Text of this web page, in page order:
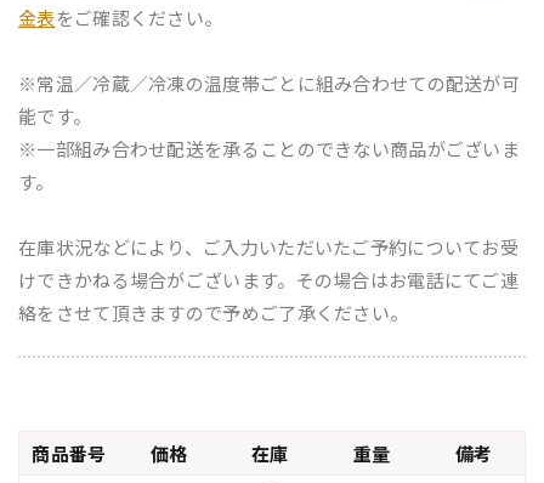
金表をご確認ください。
※常温／冷蔵／冷凍の温度帯ごとに組み合わせての配送が可
能です。
※一部組み合わせ配送を承ることのできない商品がございま
す。
在庫状況などにより、ご入力いただいたご予約についてお受
けできかねる場合がございます。その場合はお電話にてご連
絡をさせて頂きますので予めご了承ください。
商品番号 価格 在庫 重量
備考